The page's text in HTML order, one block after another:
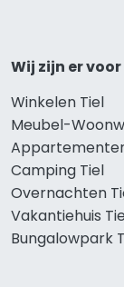
Wij zijn er voor
Winkelen Tiel
Meubel-
Camping Tiel
Overnachten
Vakantiehuis
Bungalowpark